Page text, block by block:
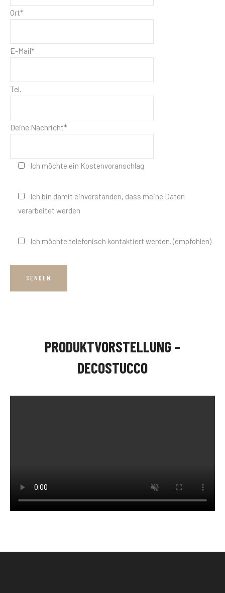
Ort*
E-Mail*
Tel.
Deine Nachricht*
Ich möchte ein Kostenvoranschlag
Ich bin damit einverstanden, dass meine Daten
verarbeitet werden
Ich möchte telefonisch kontaktiert werden. (empfohlen)
PRODUKTVORSTELLUNG –
DECOSTUCCO